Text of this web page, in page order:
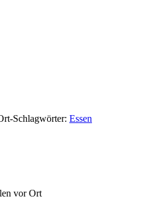
Schlagwörter: Essen
vor Ort